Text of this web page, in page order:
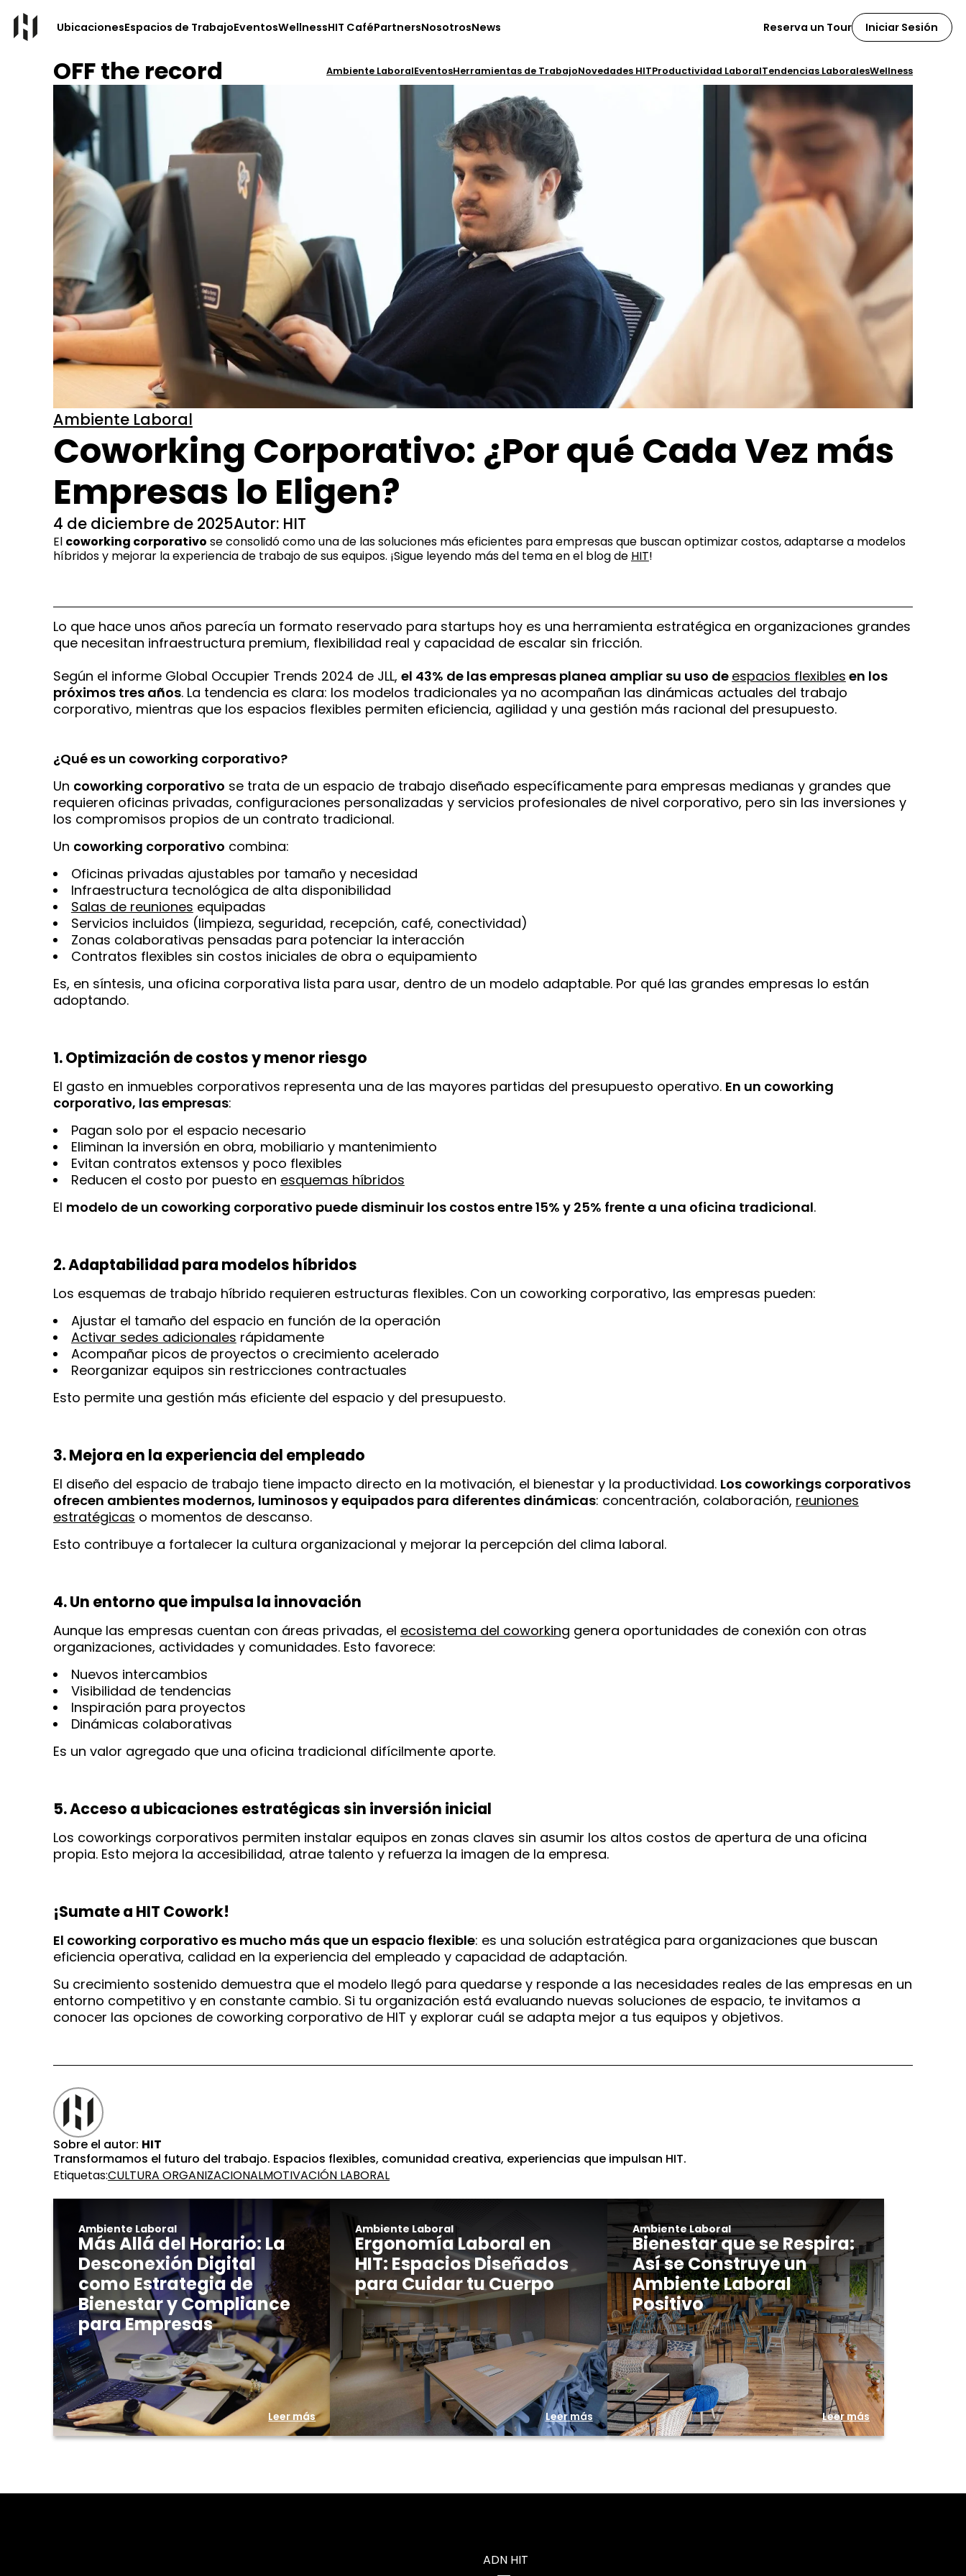
UbicacionesEspacios de TrabajoEventosWellnessHIT CaféPartnersNosotrosNews Reserva un Tour Iniciar Sesión
OFF the record Ambiente LaboralEventosHerramientas de TrabajoNovedades HITProductividad LaboralTendencias LaboralesWellness
Ambiente Laboral
Coworking Corporativo: ¿Por qué Cada Vez más
Empresas lo Eligen?
4 de diciembre de 2025Autor: HIT
El coworking corporativo se consolidó como una de las soluciones más eficientes para empresas que buscan optimizar costos, adaptarse a modelos
híbridos y mejorar la experiencia de trabajo de sus equipos. ¡Sigue leyendo más del tema en el blog de HIT!
Lo que hace unos años parecía un formato reservado para startups hoy es una herramienta estratégica en organizaciones grandes
que necesitan infraestructura premium, flexibilidad real y capacidad de escalar sin fricción.
Según el informe Global Occupier Trends 2024 de JLL, el 43% de las empresas planea ampliar su uso de espacios flexibles en los
próximos tres años. La tendencia es clara: los modelos tradicionales ya no acompañan las dinámicas actuales del trabajo
corporativo, mientras que los espacios flexibles permiten eficiencia, agilidad y una gestión más racional del presupuesto.
¿Qué es un coworking corporativo?
Un coworking corporativo se trata de un espacio de trabajo diseñado específicamente para empresas medianas y grandes que
requieren oficinas privadas, configuraciones personalizadas y servicios profesionales de nivel corporativo, pero sin las inversiones y
los compromisos propios de un contrato tradicional.
Un coworking corporativo combina:
Oficinas privadas ajustables por tamaño y necesidad
Infraestructura tecnológica de alta disponibilidad
Salas de reuniones equipadas
Servicios incluidos (limpieza, seguridad, recepción, café, conectividad)
Zonas colaborativas pensadas para potenciar la interacción
Contratos flexibles sin costos iniciales de obra o equipamiento
Es, en síntesis, una oficina corporativa lista para usar, dentro de un modelo adaptable. Por qué las grandes empresas lo están
adoptando.
1. Optimización de costos y menor riesgo
El gasto en inmuebles corporativos representa una de las mayores partidas del presupuesto operativo. En un coworking
corporativo, las empresas:
Pagan solo por el espacio necesario
Eliminan la inversión en obra, mobiliario y mantenimiento
Evitan contratos extensos y poco flexibles
Reducen el costo por puesto en esquemas híbridos
El modelo de un coworking corporativo puede disminuir los costos entre 15% y 25% frente a una oficina tradicional.
2. Adaptabilidad para modelos híbridos
Los esquemas de trabajo híbrido requieren estructuras flexibles. Con un coworking corporativo, las empresas pueden:
Ajustar el tamaño del espacio en función de la operación
Activar sedes adicionales rápidamente
Acompañar picos de proyectos o crecimiento acelerado
Reorganizar equipos sin restricciones contractuales
Esto permite una gestión más eficiente del espacio y del presupuesto.
3. Mejora en la experiencia del empleado
El diseño del espacio de trabajo tiene impacto directo en la motivación, el bienestar y la productividad. Los coworkings corporativos
ofrecen ambientes modernos, luminosos y equipados para diferentes dinámicas: concentración, colaboración, reuniones
estratégicas o momentos de descanso.
Esto contribuye a fortalecer la cultura organizacional y mejorar la percepción del clima laboral.
4. Un entorno que impulsa la innovación
Aunque las empresas cuentan con áreas privadas, el ecosistema del coworking genera oportunidades de conexión con otras
organizaciones, actividades y comunidades. Esto favorece:
Nuevos intercambios
Visibilidad de tendencias
Inspiración para proyectos
Dinámicas colaborativas
Es un valor agregado que una oficina tradicional difícilmente aporte.
5. Acceso a ubicaciones estratégicas sin inversión inicial
Los coworkings corporativos permiten instalar equipos en zonas claves sin asumir los altos costos de apertura de una oficina
propia. Esto mejora la accesibilidad, atrae talento y refuerza la imagen de la empresa.
¡Sumate a HIT Cowork!
El coworking corporativo es mucho más que un espacio flexible: es una solución estratégica para organizaciones que buscan
eficiencia operativa, calidad en la experiencia del empleado y capacidad de adaptación.
Su crecimiento sostenido demuestra que el modelo llegó para quedarse y responde a las necesidades reales de las empresas en un
entorno competitivo y en constante cambio. Si tu organización está evaluando nuevas soluciones de espacio, te invitamos a
conocer las opciones de coworking corporativo de HIT y explorar cuál se adapta mejor a tus equipos y objetivos.
Sobre el autor: HIT
Transformamos el futuro del trabajo. Espacios flexibles, comunidad creativa, experiencias que impulsan HIT.
Etiquetas:CULTURA ORGANIZACIONALMOTIVACIÓN LABORAL
Ambiente Laboral
Más Allá del Horario: La
Desconexión Digital
como Estrategia de
Bienestar y Compliance
para Empresas
Leer más
Ambiente Laboral
Ergonomía Laboral en
HIT: Espacios Diseñados
para Cuidar tu Cuerpo
Leer más
Ambiente Laboral
Bienestar que se Respira:
Así se Construye un
Ambiente Laboral
Positivo
Leer más
ADN HIT